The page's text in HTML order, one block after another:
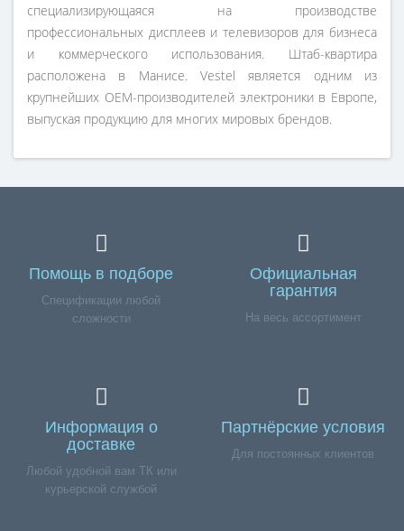
специализирующаяся на производстве
профессиональных дисплеев и телевизоров для бизнеса
и коммерческого использования. Штаб-квартира
расположена в Манисе. Vestel является одним из
крупнейших OEM-производителей электроники в Европе,
выпуская продукцию для многих мировых брендов.
Помощь в подборе
Спецификации любой
сложности
Официальная
гарантия
На весь ассортимент
Информация о
доставке
Любой удобной вам ТК или
курьерской службой
Партнёрские условия
Для постоянных клиентов